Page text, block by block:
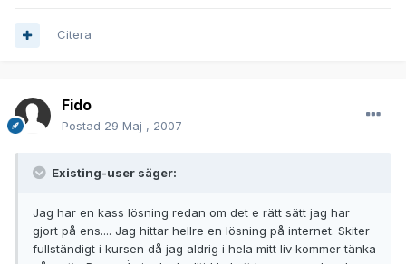
Citera
Fido
Postad 29 Maj , 2007
Existing-user säger:
Jag har en kass lösning redan om det e rätt sätt jag har
gjort på ens.... Jag hittar hellre en lösning på internet. Skiter
fullständigt i kursen då jag aldrig i hela mitt liv kommer tänka